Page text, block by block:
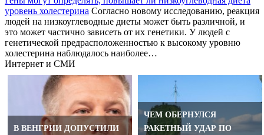
уровень холестерина Согласно новому исследованию, реакция
людей на низкоуглеводные диеты может быть различной, и
это может частично зависеть от их генетики. У людей с
генетической предрасположенностью к высокому уровню
холестерина наблюдалось наиболее…
Интернет и СМИ
В ВЕНГРИИ ДОПУСТИЛИ
ЧЕМ ОБЕРНУЛСЯ
РАКЕТНЫЙ УДАР ПО
ИСПАНЦЫ